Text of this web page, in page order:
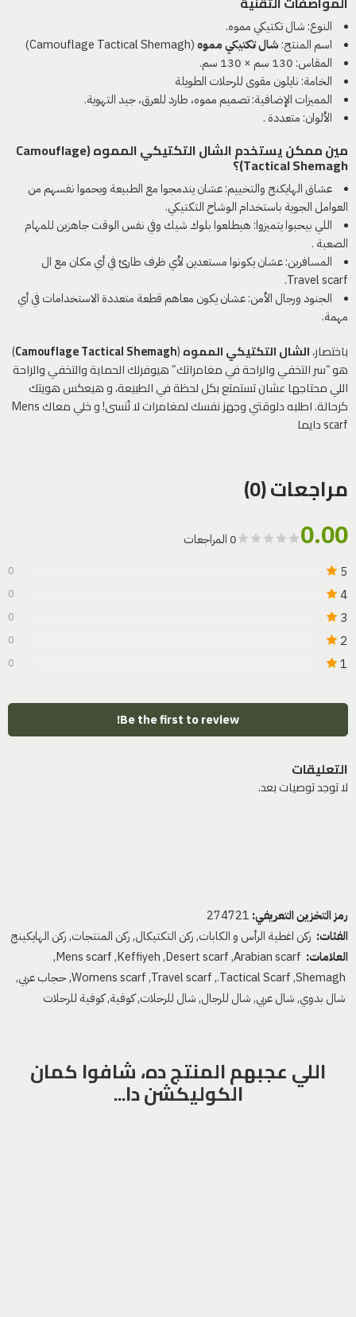
النوع: شال تكتيكي مموه.
اسم المنتج: شال تكتيكي مموه(Camouflage Tactical Shemagh)
المقاس: 130 سم × 130 سم.
الخامة: نايلون مقوى للرحلات الطويلة
المميزات الإضافية: تصميم مموه، طارد للعرق، جيد التهوية.
الألوان: متعددة .
مين ممكن يستخدم الشال التكتيكي المموه (Camouflage
Tactical Shemagh)؟
عشاق الهايكنج والتخييم: عشان يندمجوا مع الطبيعة ويحموا نفسهم من
العوامل الجوية باستخدام الوشاح التكتيكي.
اللي بيحبوا يتميزوا: هيطلعوا بلوك شيك وفي نفس الوقت جاهزين للمهام
الصعبة .
المسافرين: عشان يكونوا مستعدين لأي ظرف طارئ في أي مكان مع ال
Travel scarf.
الجنود ورجال الأمن: عشان يكون معاهم قطعة متعددة الاستخدامات في أي
مهمة.
باختصار،الشال التكتيكي المموه(
Camouflage Tactical Shemagh
)
هو “سر التخفي والراحة في مغامراتك” هيوفرلك الحماية والتخفي والراحة
اللي محتاجها عشان تستمتع بكل لحظة في الطبيعة، و هيعكس هويتك
كرحالة. اطلبه دلوقتي وجهز نفسك لمغامرات لا تُنسى! و خلي معاك Mens
scarf دايما
مراجعات (0)
0.00 0 المراجعات
5
0
4
0
3
0
2
0
1
0
Be the first to review!
التعليقات
لا توجد توصيات بعد.
رمز التخزين التعريفي: 274721
الفئات: ركن اغطية الرأس و الكابات,ركن التكتيكال,ركن المنتجات,ركن الهايكينج
العلامات: Arabian scarf
,
Desert scarf
,
Keffiyeh
,
Mens scarf
,
Shemagh
,
Tactical Scarf.
,
Travel scarf
,
Womens scarf
,حجاب عربي,
شال بدوي,شال عربي,شال للرجال,شال للرحلات,كوفية,كوفية للرحلات
اللي عجبهم المنتج ده، شافوا كمان
الكوليكشن دا...